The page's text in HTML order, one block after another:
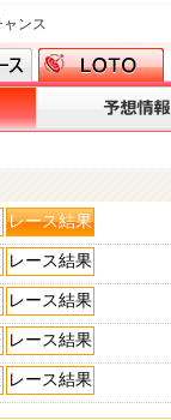
ンス
レース結果
レース結果
レース結果
レース結果
レース結果